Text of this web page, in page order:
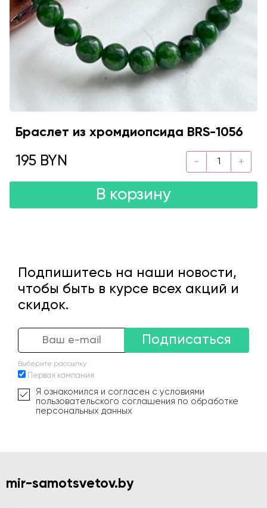
Браслет из хромдиопсида BRS-1056
195 BYN
В корзину
Подпишитесь на наши новости,
чтобы быть в курсе всех акций и
скидок.
Подписаться
Выберите рассылку
Первая кампания
Я ознакомился и согласен с условиями
пользовательского соглашения по обработке
персональных данных
mir-samotsvetov.by